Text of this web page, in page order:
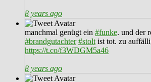
8 years ago
manchmal genügt ein #funke. und der
#brandgutachter #stolt ist tot. zu
https://t.co/f3WDGM5a46
8 years ago